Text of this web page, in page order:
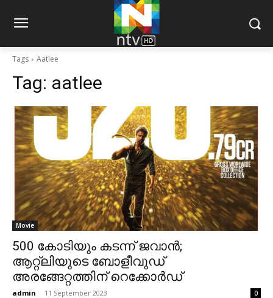
Tags Aatlee
Tag: aatlee
Movie
500 കോടിയും കടന്ന് ജവാന്‍;
ആറ്റ്‌ലിയുടെ ബോളീവുഡ്
അരങ്ങേറ്റത്തിന് റെക്കോര്‍ഡ്
admin - 11 September 2023 0